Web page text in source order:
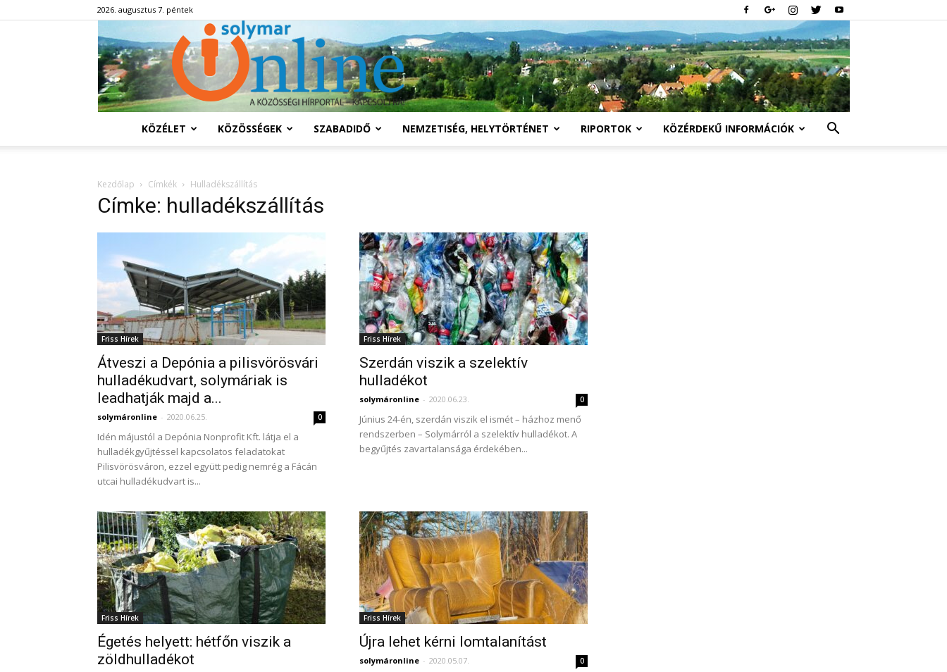
2026. augusztus 7. péntek
Solymár
KÖZÉLET KÖZÖSSÉGEK SZABADIDŐ NEMZETISÉG, HELYTÖRTÉNET RIPORTOK KÖZÉRDEKŰ INFORMÁCIÓK
Kezdőlap Címkék Hulladékszállítás
Címke: hulladékszállítás
Friss Hírek
Átveszi a Depónia a pilisvörösvári
hulladékudvart, solymáriak is
leadhatják majd a...
solymáronline - 2020.06.25. 0
Idén májustól a Depónia Nonprofit Kft. látja el a
hulladékgyűjtéssel kapcsolatos feladatokat
Pilisvörösváron, ezzel együtt pedig nemrég a Fácán
utcai hulladékudvart is...
Friss Hírek
Szerdán viszik a szelektív
hulladékot
solymáronline - 2020.06.23. 0
Június 24-én, szerdán viszik el ismét – házhoz menő
rendszerben – Solymárról a szelektív hulladékot. A
begyűjtés zavartalansága érdekében...
Friss Hírek
Égetés helyett: hétfőn viszik a
zöldhulladékot
Friss Hírek
Újra lehet kérni lomtalanítást
solymáronline - 2020.05.07. 0